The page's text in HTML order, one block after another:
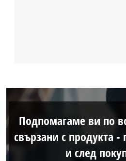
Подпомагаме ви по
свързани с продукта
и след